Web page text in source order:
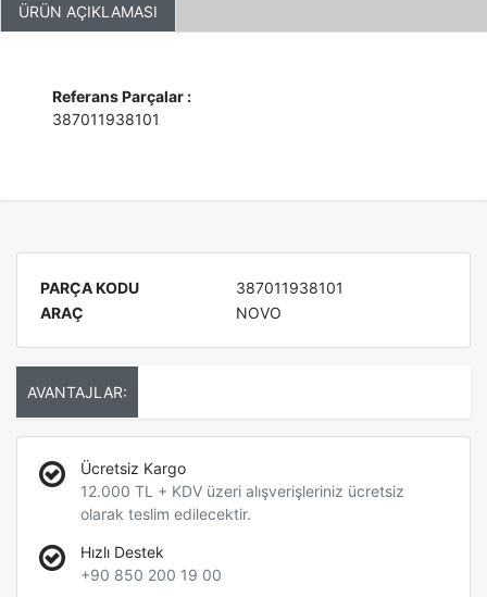
ÜRÜN AÇIKLAMASI
Referans Parçalar :
387011938101
PARÇA KODU
387011938101
ARAÇ
NOVO
AVANTAJLAR:
Ücretsiz Kargo
12.000 TL + KDV üzeri alışverişleriniz ücretsiz
olarak teslim edilecektir.
Hızlı Destek
+90 850 200 19 00